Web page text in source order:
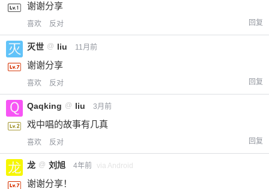
谢谢分享
喜欢 反对 回复
灭世 @ liu 11月前
谢谢分享
喜欢 反对 回复
Qaqking @ liu 3月前
戏中唱的故事有几真
喜欢 反对 回复
龙 @ 刘旭 4年前 via Android
谢谢分享！